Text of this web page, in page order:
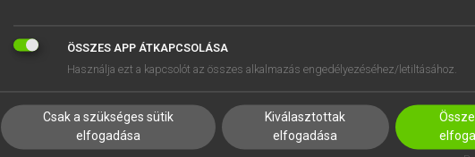
EGYÉNI FELHASZNÁLÓKNAK
TANULÓKNAK
VÁLLALATI MEGOLDÁSOK
SÚGÓ
RÓLUNK
SÜTI BEÁLLÍTÁSOK
ÖSSZES APP ÁTKAPCSOLÁSA
Használja ezt a kapcsolót az összes alkalmazás engedélyezéséhez/letiltásához.
Csak a szükséges sütik
elfogadása
Kiválasztottak
elfogadása